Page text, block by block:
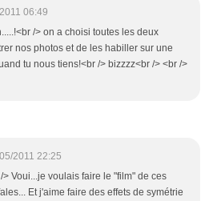
06:49
/> on a choisi toutes les deux
nos photos et de les habiller sur une
tu nous tiens!<br /> bizzzz<br /> <br />
2011 22:25
> Voui...je voulais faire le "film" de ces
Et j'aime faire des effets de symétrie